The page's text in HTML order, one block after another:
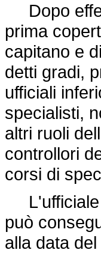
Dopo
prima
capitano e
detti gradi,
ufficiali
specialisti,
altri ruoli
controllori
corsi di
L'ufficiale
può
alla data